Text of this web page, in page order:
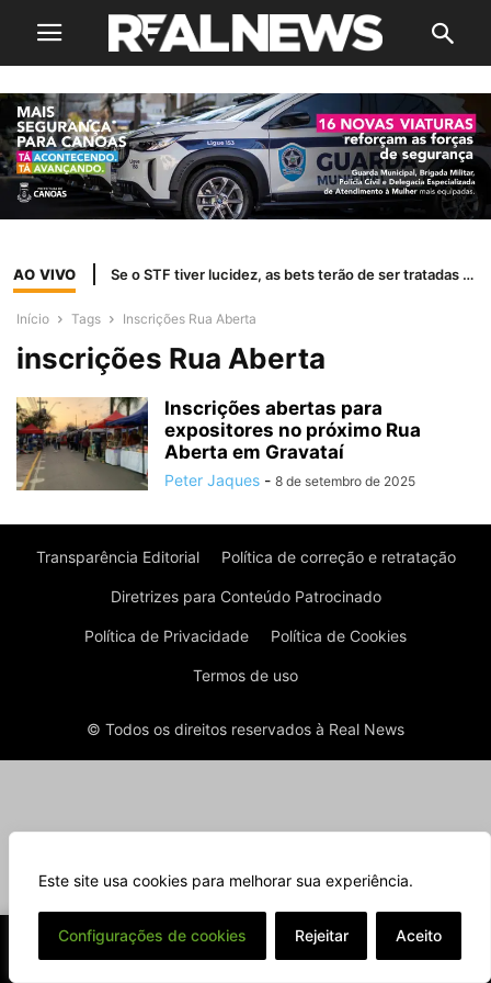
Este site usa cookies para melhorar sua experiência.
Configurações de cookies Rejeitar Aceito
AO VIVO Se o STF tiver lucidez, as bets terão de ser tratadas como jogo de azar
Início Tags Inscrições Rua Aberta
inscrições Rua Aberta
Inscrições abertas para
expositores no próximo Rua
Aberta em Gravataí
Peter Jaques - 8 de setembro de 2025
Transparência Editorial Política de correção e retratação
Diretrizes para Conteúdo Patrocinado
Política de Privacidade Política de Cookies
Termos de uso
© Todos os direitos reservados à Real News